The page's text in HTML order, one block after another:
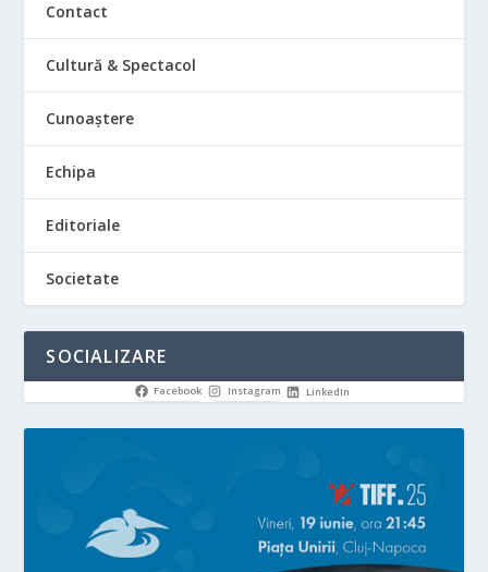
Contact
Cultură & Spectacol
Cunoaștere
Echipa
Editoriale
Societate
SOCIALIZARE
Facebook Instagram LinkedIn